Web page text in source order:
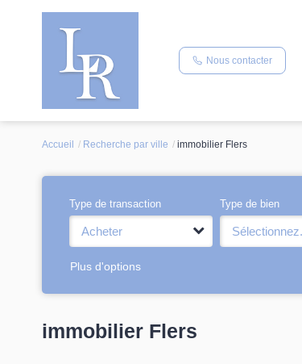
Nous contacter
Accueil Recherche par ville immobilier Flers
Type de transaction
Acheter
Type de bien
Plus d'options
immobilier Flers